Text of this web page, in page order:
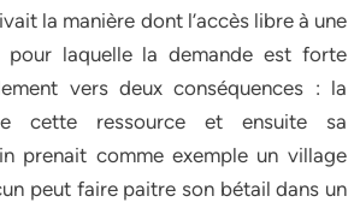
la manière dont l’accès libre à une
pour laquelle la demande est forte
vers deux conséquences : la
cette ressource et ensuite sa
prenait comme exemple un village
peut faire paitre son bétail dans un